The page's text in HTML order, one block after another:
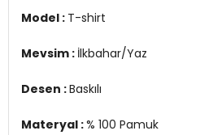
Menşei : Tunus
4DY13I1XC10N3.67
Model : T-shirt
Mevsim : İlkbahar/Yaz
Desen :Baskılı
Materyal :% 100 Pamuk